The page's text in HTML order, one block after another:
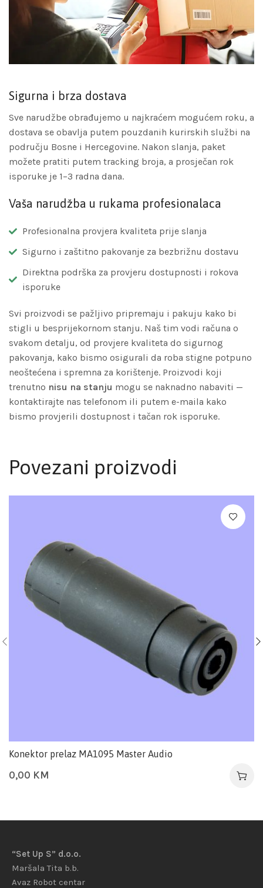
Sigurna i brza dostava
Sve narudžbe obrađujemo u najkraćem mogućem roku, a
dostava se obavlja putem pouzdanih kurirskih službi na
području Bosne i Hercegovine. Nakon slanja, paket
možete pratiti putem tracking broja, a prosječan rok
isporuke je 1–3 radna dana.
Vaša narudžba u rukama profesionalaca
Profesionalna provjera kvaliteta prije slanja
Sigurno i zaštitno pakovanje za bezbrižnu dostavu
Direktna podrška za provjeru dostupnosti i rokova
isporuke
Svi proizvodi se pažljivo pripremaju i pakuju kako bi
stigli u besprijekornom stanju. Naš tim vodi računa o
svakom detalju, od provjere kvaliteta do sigurnog
pakovanja, kako bismo osigurali da roba stigne potpuno
neoštećena i spremna za korištenje. Proizvodi koji
trenutno nisu na stanju mogu se naknadno nabaviti —
kontaktirajte nas telefonom ili putem e-maila kako
bismo provjerili dostupnost i tačan rok isporuke.
Povezani proizvodi
Konektor prelaz MA1095 Master Audio
0,00 KM
“Set Up S” d.o.o.
Maršala Tita b.b.
Avaz Robot centar